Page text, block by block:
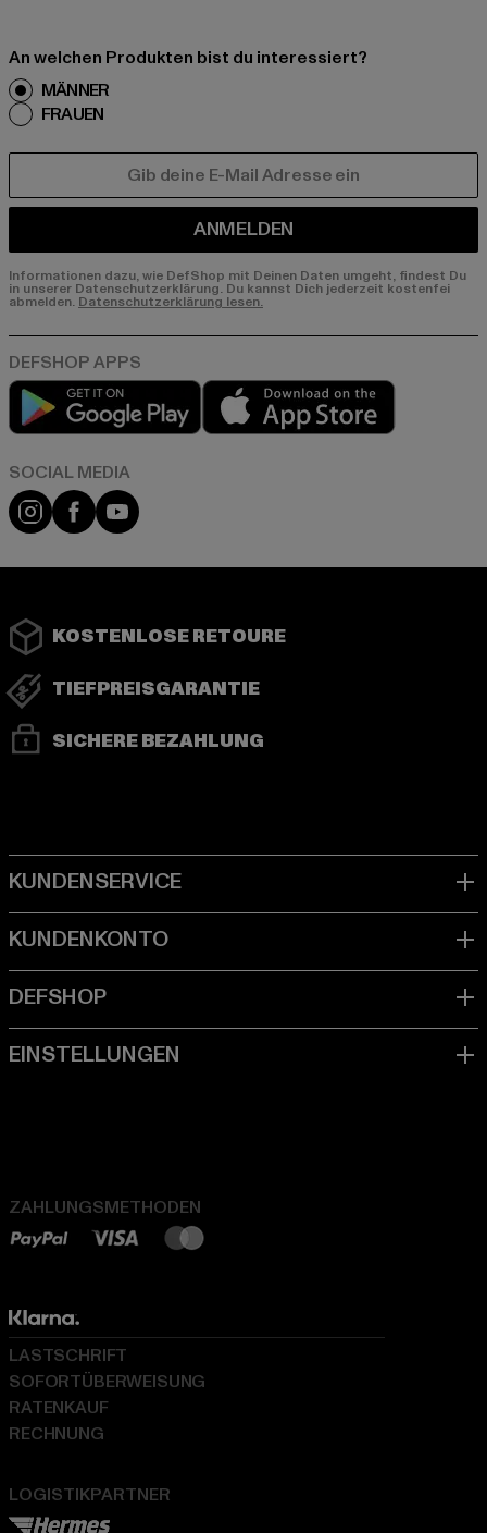
An welchen Produkten bist du interessiert?
MÄNNER
FRAUEN
ANMELDEN
Informationen dazu, wie DefShop mit Deinen Daten umgeht, findest Du
in unserer Datenschutzerklärung. Du kannst Dich jederzeit kostenfei
abmelden. Datenschutzerklärung lesen.
Play market
Instagram
FacebookYouTube
KOSTENLOSE RETOURE
TIEFPREISGARANTIE
SICHERE BEZAHLUNG
ZAHLUNGSMETHODEN
LOGISTIKPARTNER
LASTSCHRIFT
SOFORTÜBERWEISUNG
RATENKAUF
RECHNUNG